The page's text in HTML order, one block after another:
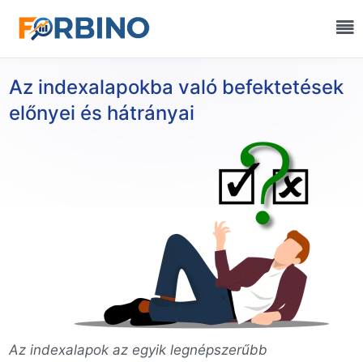
Az indexalapokba való befektetések
előnyei és hátrányai
Az indexalapok az egyik legnépszerűbb